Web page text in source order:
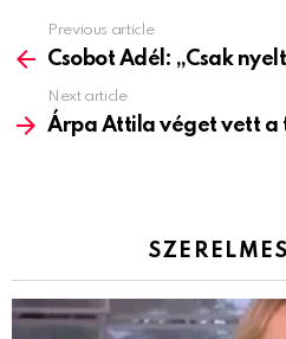
more
Previous article
Csobot Adél: „Csak
Next article
Árpa Attila véget vett